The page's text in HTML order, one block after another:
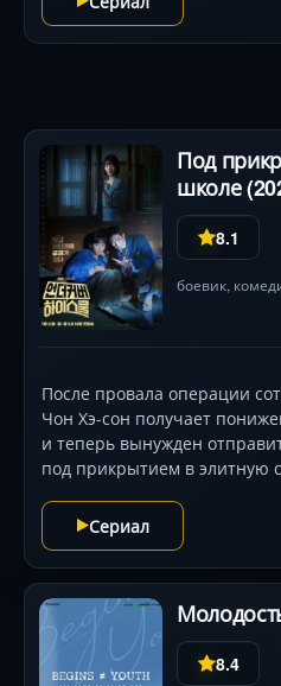
Под
школе
8.1
боевик,
После провала операции
Чон Хэ-сон получает
и теперь вынужден
под прикрытием в элитную
Сериал
8.4